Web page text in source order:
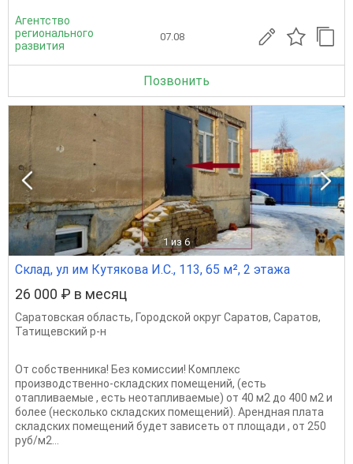
Агентство
регионального
развития
07.08
Позвонить
1 из 6
Склад, ул им Кутякова И.С., 113, 65 м², 2 этажа
26 000 ₽ в месяц
Саратовская область, Городской округ Саратов, Саратов,
Татищевский р-н
От собственника! Без комиссии! Комплекс
производственно-складских помещений, (есть
отапливаемые , есть неотапливаемые) от 40 м2 до 400 м2 и
более (несколько складских помещений). Арендная плата
складских помещений будет зависеть от площади , от 250
руб/м2...